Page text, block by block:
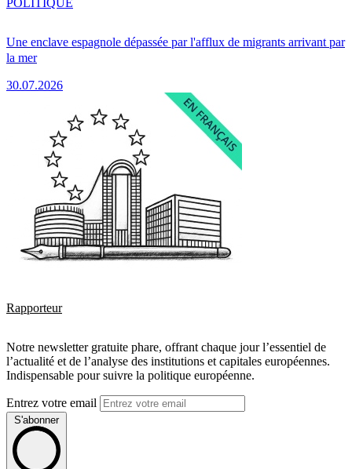
Une enclave espagnole dépassée par l'afflux de migrants arrivant par
la mer
30.07.2026
POLITIQUE
Rapporteur
Notre newsletter gratuite phare, offrant chaque jour l’essentiel de
l’actualité et de l’analyse des institutions et capitales européennes.
Indispensable pour suivre la politique européenne.
Entrez votre email
S'abonner